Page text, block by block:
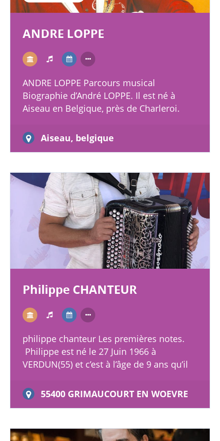
ANDRE LOPPE
ANDRE LOPPE Parcours musical
Biographie d’André LOPPE. Il est né à
Aiseau en Belgique, près de Charleroi.
Duleu qui le fascine…
Aiseau, belgique
Philippe CHANTEUR
philippe chanteur Les premières notes.
Philippe est né le 27 Juin 1966 à
VERDUN(55) et c’est à l’âge de 9 ans qu’il
55400 GRIMAUCOURT EN WOEVRE